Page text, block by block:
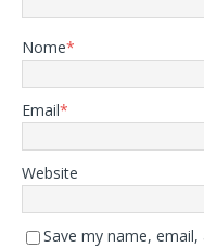
Nome*
Email*
Website
Save my name,